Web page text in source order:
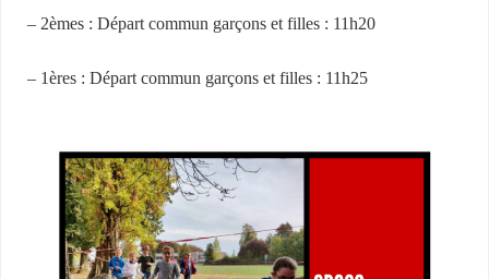
– 2èmes : Départ commun garçons et filles : 11h20
– 1ères : Départ commun garçons et filles : 11h25